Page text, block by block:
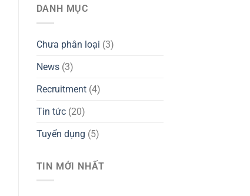
DANH MỤC
Chưa phân loại (3)
News(3)
Recruitment(4)
Tin tức(20)
Tuyển dụng (5)
TIN MỚI NHẤT